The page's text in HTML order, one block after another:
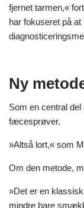
fjernet tarmen,«
har fokuseret på
Ny
Som en central
fæcesprøver.
»Altså lort,« som
Om den metode,
»Det er en
mindre bare